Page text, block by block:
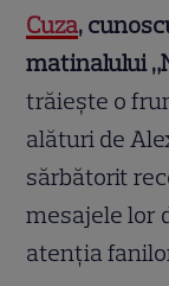
Cuza,
matinalului
trăiește o
alături de
sărbătorit
mesajele lor
atenția